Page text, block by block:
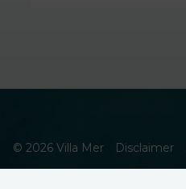
© 2026 Villa Mer Disclaimer